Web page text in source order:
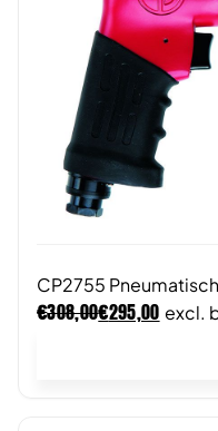
CP2755
€308,00€295,00 excl.